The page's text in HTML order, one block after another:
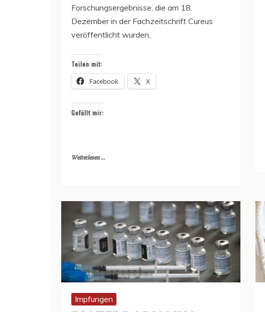
Forschungsergebnisse, die am 18.
Dezember in der Fachzeitschrift Cureus
veröffentlicht wurden,
Teilen mit:
Facebook X
Gefällt mir:
Weiterlesen ...
Impfungen